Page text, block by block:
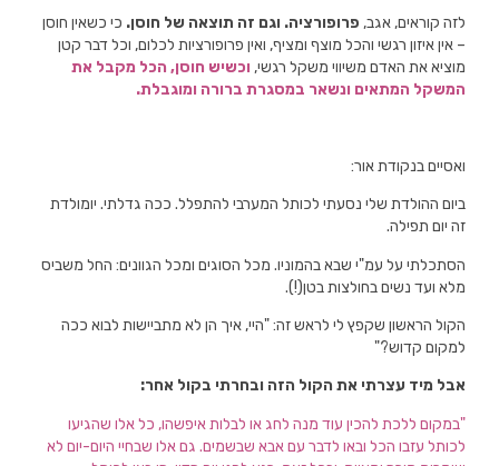
לזה קוראים, אגב, פרופורציה. וגם זה תוצאה של חוסן. כי כשאין חוסן
– אין איזון רגשי והכל מוצף ומציף, ואין פרופורציות לכלום, וכל דבר קטן
מוציא את האדם משיווי משקל רגשי, וכשיש חוסן, הכל מקבל את
המשקל המתאים ונשאר במסגרת ברורה ומוגבלת.
ואסיים בנקודת אור:
ביום ההולדת שלי נסעתי לכותל המערבי להתפלל. ככה גדלתי. יומולדת
זה יום תפילה.
הסתכלתי על עמ"י שבא בהמוניו. מכל הסוגים ומכל הגוונים: החל משביס
מלא ועד נשים בחולצות בטן(!).
הקול הראשון שקפץ לי לראש זה: "היי, איך הן לא מתביישות לבוא ככה
למקום קדוש?"
אבל מיד עצרתי את הקול הזה ובחרתי בקול אחר:
"במקום ללכת להכין עוד מנה לחג או לבלות איפשהו, כל אלו שהגיעו
לכותל עזבו הכל ובאו לדבר עם אבא שבשמים. גם אלו שבחיי היום-יום לא